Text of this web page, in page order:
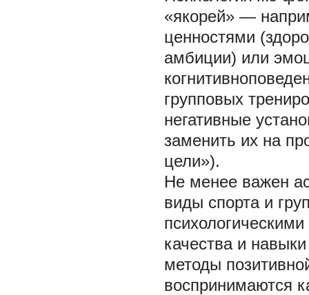
«якорей» —
ценностями
амбиции) или
групповых
негативные
заменить их на
цели»).
Не менее важен
виды спорта и
качества и
методы
воспринимаются